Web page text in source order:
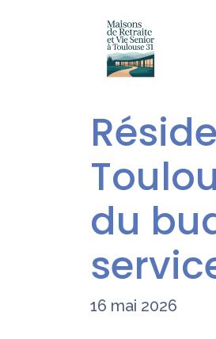
du
16 mai 2026